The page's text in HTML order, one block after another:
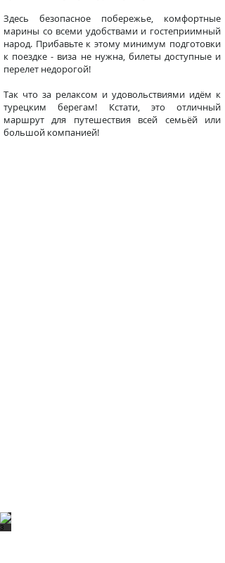
Здесь безопасное побережье, комфортные
марины со всеми удобствами и гостеприимный
народ. Прибавьте к этому минимум подготовки
к поездке - виза не нужна, билеты доступные и
перелет недорогой!
Так что за релаксом и удовольствиями идём к
турецким берегам! Кстати, это отличный
маршрут для путешествия всей семьёй или
большой компанией!